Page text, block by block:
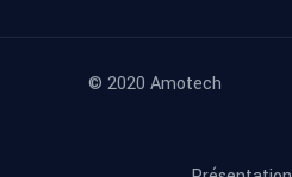
© 2020 Amotech